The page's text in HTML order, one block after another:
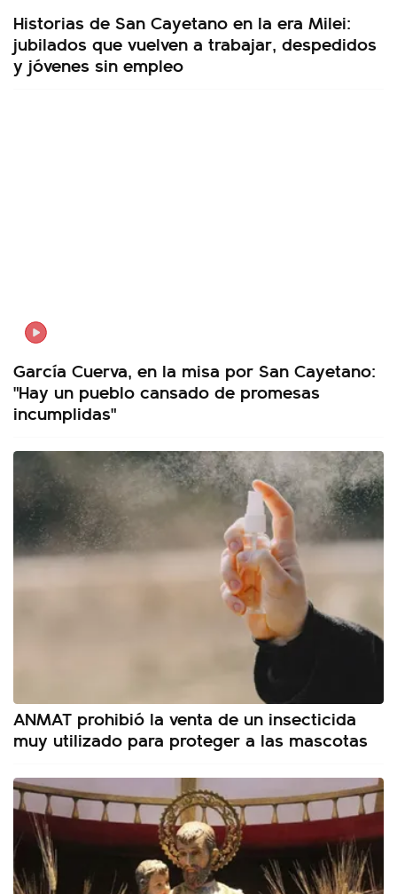
Historias de San Cayetano en la era Milei:
jubilados que vuelven a trabajar, despedidos
y jóvenes sin empleo
García Cuerva, en la misa por San Cayetano:
"Hay un pueblo cansado de promesas
incumplidas"
ANMAT prohibió la venta de un insecticida
muy utilizado para proteger a las mascotas